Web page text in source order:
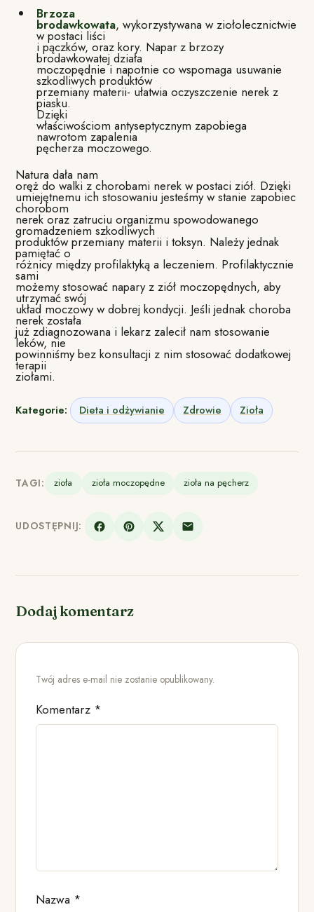
Brzoza
brodawkowata, wykorzystywana w ziołolecznictwie
w postaci liści
i pączków, oraz kory. Napar z brzozy
brodawkowatej działa
moczopędnie i napotnie co wspomaga usuwanie
szkodliwych produktów
przemiany materii- ułatwia oczyszczenie nerek z
piasku.
Dzięki
właściwościom antyseptycznym zapobiega
nawrotom zapalenia
pęcherza moczowego.
Natura dała nam
oręż do walki z chorobami nerek w postaci ziół. Dzięki
umiejętnemu ich stosowaniu jesteśmy w stanie zapobiec
chorobom
nerek oraz zatruciu organizmu spowodowanego
gromadzeniem szkodliwych
produktów przemiany materii i toksyn. Należy jednak
pamiętać o
różnicy między profilaktyką a leczeniem. Profilaktycznie
sami
możemy stosować napary z ziół moczopędnych, aby
utrzymać swój
układ moczowy w dobrej kondycji. Jeśli jednak choroba
nerek została
już zdiagnozowana i lekarz zalecił nam stosowanie
leków, nie
powinniśmy bez konsultacji z nim stosować dodatkowej
terapii
ziołami.
Kategorie: Dieta i odżywianie Zdrowie Zioła
TAGI: zioła zioła moczopędne zioła na pęcherz
UDOSTĘPNIJ:
Dodaj komentarz
Twój adres e-mail nie zostanie opublikowany.
Komentarz *
Nazwa *